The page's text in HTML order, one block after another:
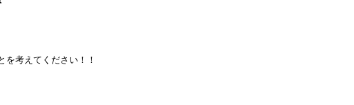
を考えてください！！